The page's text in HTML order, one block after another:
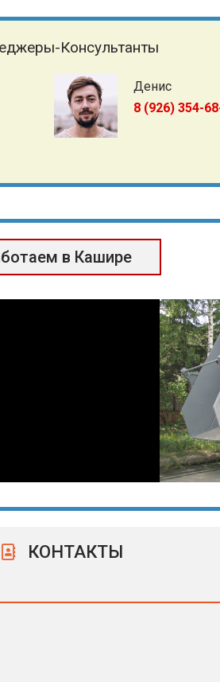
Консультанты
Денис
8 (926) 354-
в Кашире
КОНТАКТЫ